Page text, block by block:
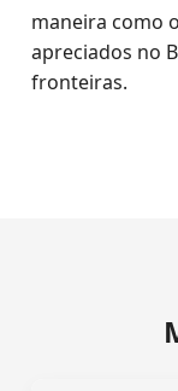
maneira como
apreciados no
fronteiras.